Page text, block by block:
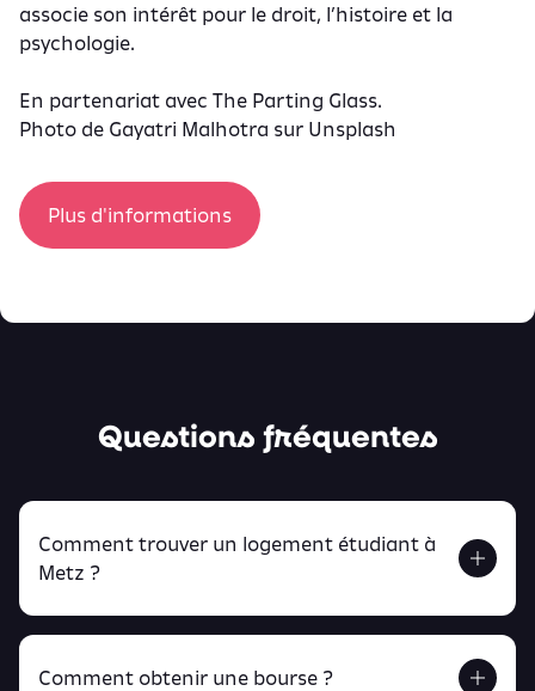
associe son intérêt pour le droit, l’histoire et la
psychologie.
En partenariat avec The Parting Glass.
Photo de Gayatri Malhotra sur Unsplash
Plus d'informations
Questions fréquentes
Comment trouver un logement étudiant à
Metz ?
Comment obtenir une bourse ?